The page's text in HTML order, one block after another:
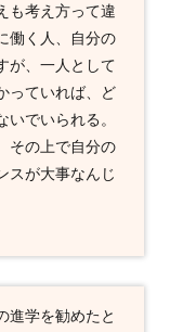
も考え方って違
働く人、自分の
が、一人として
っていれば、ど
でいられる。
その上で自分の
スが大事なんじ
進学を勧めたと